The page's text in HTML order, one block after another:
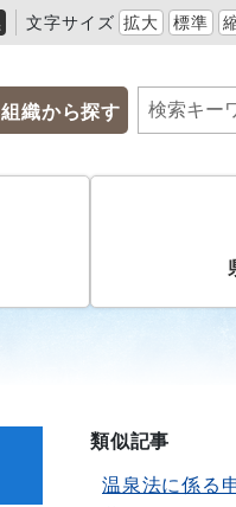
文字サイズ 拡大 標準
組織から探す
類似記事
温泉法に係る